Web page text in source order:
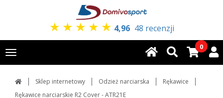
★ ★ ★ ★ ★ 4,96 48 recenzji
Toggle
navigation
0
Sklep internetowy Odzież narciarska
Rękawice
Rękawice narciarskie R2 Cover - ATR21E